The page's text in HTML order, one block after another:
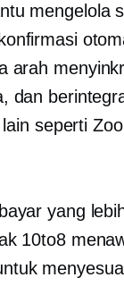
mengelola
arah
dan
seperti
yang
10to8